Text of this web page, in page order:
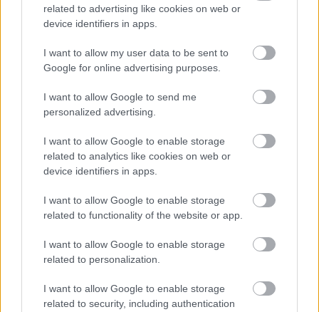
related to advertising like cookies on web or
device identifiers in apps.
I want to allow my user data to be sent to
Google for online advertising purposes.
I want to allow Google to send me
personalized advertising.
I want to allow Google to enable storage
related to analytics like cookies on web or
device identifiers in apps.
I want to allow Google to enable storage
related to functionality of the website or app.
I want to allow Google to enable storage
related to personalization.
I want to allow Google to enable storage
related to security, including authentication
Meccs Center
Paris Saint-Germainvs
Manchester United
Felkészülési szezon 4. mérkőzés
Nya Ullevi, Göteborg
2026-08-08 17:00
1 nap 4 óra 12 perc 42 másodperc
Manchester United 2026-08-12 20:30